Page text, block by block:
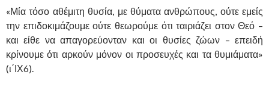
«Μία τόσο αθέμιτη θυσία, με θύματα ανθρώπους, ούτε εμείς
την επιδοκιμάζουμε ούτε θεωρούμε ότι ταιριάζει στον Θεό –
και είθε να απαγορεύονταν και οι θυσίες ζώων – επειδή
κρίνουμε ότι αρκούν μόνον οι προσευχές και τα θυμιάματα»
(ι΄ΙΧ6).